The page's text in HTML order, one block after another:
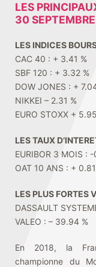
LES
30
LES INDICES
CAC 40 : + 3.41 %
SBF 120 : + 3.32 %
DOW JONES : +
NIKKEI – 2.31 %
EURO STOXX +
LES TAUX
EURIBOR 3 MOIS :
OAT 10 ANS : +
LES PLUS FORTES
DASSAULT
VALEO : – 39.94 %
En 2018, la
championne du